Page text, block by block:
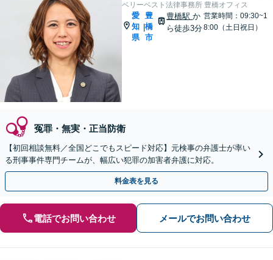
ベリーベスト法律事務所 豊橋オフィス
愛
知
県
|
豊
橋
市
豊橋駅か
ら徒歩3分
営業時間：09:30~1
8:00（土日祝日）
冤罪・無実・正当防衛
【初回相談無料／全国どこでもスピード対応】元検事の弁護士が率い
る刑事事件専門チームが、幅広い犯罪の加害者弁護に対応。
料金表を見る
電話でお問い合わせ メールでお問い合わせ